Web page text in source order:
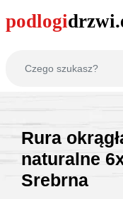
Rura
naturalne
Srebrna